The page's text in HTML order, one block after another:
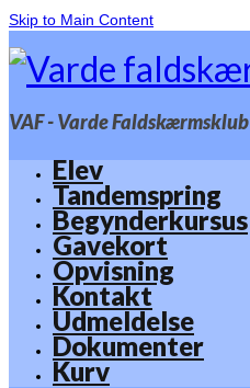
Skip to Main Content
VAF - Varde Faldskærmsklub
Elev
Tandemspring
Begynderkursus
Gavekort
Opvisning
Kontakt
Udmeldelse
Dokumenter
Kurv